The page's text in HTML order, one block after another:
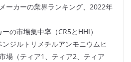
ーカーの業界ランキング、2022年
の市場集中率（CR5とHHI）
ンジルトリメチルアンモニウムヒ
場（ティア1、ティア2、ティア